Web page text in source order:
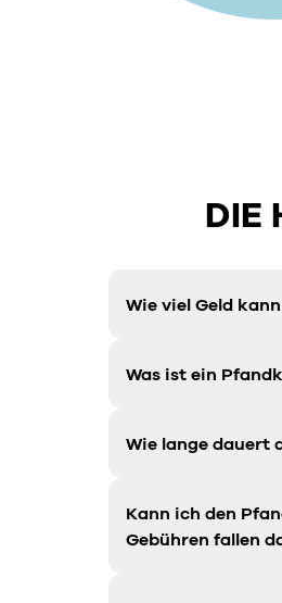
DIE
Wie viel Geld
Was ist ein
Wie lange dauert
Kann ich den
Gebühren fallen